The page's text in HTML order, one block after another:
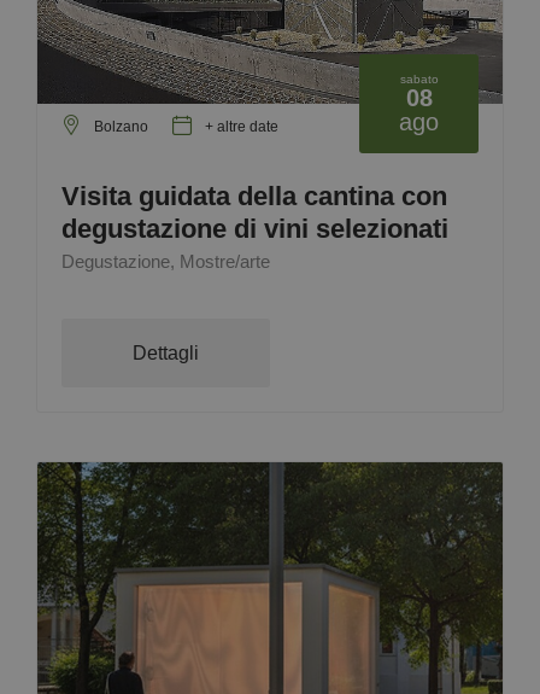
sabato
08
ago
Bolzano + altre date
Visita guidata della cantina con
degustazione di vini selezionati
Degustazione, Mostre/arte
Dettagli